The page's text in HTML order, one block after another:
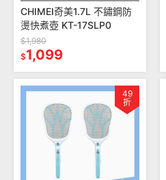
CHIMEI奇美1.7L 不鏽鋼防
燙快煮壺 KT-17SLP0
$1,980
$1,099
49
折